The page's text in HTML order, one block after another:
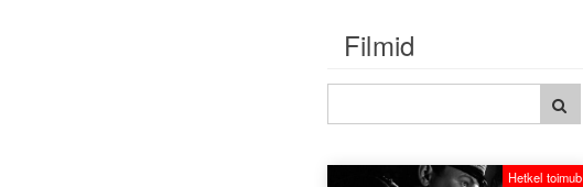
Filmid
Hetkel toimub